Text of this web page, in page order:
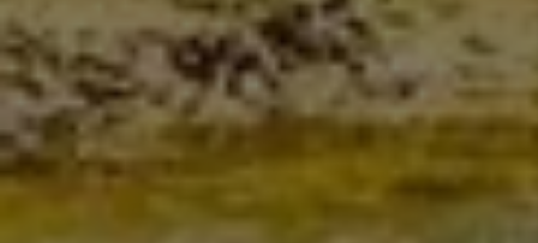
IHR FACHBETRIEB AUS
ST. AUGUSTIN FÜR
HEIZUNG SEIT 1991